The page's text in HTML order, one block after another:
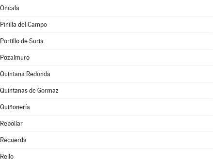
Oncala
Pinilla del Campo
Portillo de Soria
Pozalmuro
Quintana Redonda
Quintanas de Gormaz
Quiñonería
Rebollar
Recuerda
Rello